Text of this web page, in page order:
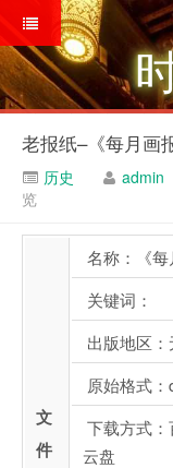
老报纸–《每月画
历史 admin
览
文
件
名称：《
关键词：
出版地区：
原始格式
下载方式
云盘